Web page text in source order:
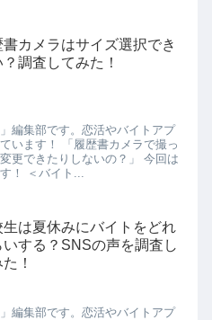
書カメラはサイズ選択でき
？調査してみた！
編集部です。恋活やバイトアプ
います！ 「履歴書カメラで撮っ
更できたりしないの？」 今回は
！ ＜バイト...
生は夏休みにバイトをどれ
いする？SNSの声を調査し
！
編集部です。恋活やバイトアプ